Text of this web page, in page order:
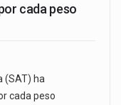
cada peso
(SAT) ha
cada peso